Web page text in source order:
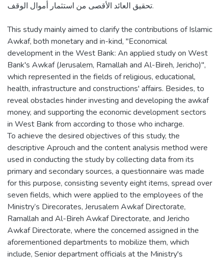
تحقيق العائد الأقصى من استثمار أموال الوقف.
This study mainly aimed to clarify the contributions of Islamic
Awkaf, both monetary and in-kind, "Economical
development in the West Bank: An applied study on West
Bank's Awkaf (Jerusalem, Ramallah and Al-Bireh, Jericho)",
which represented in the fields of religious, educational,
health, infrastructure and constructions' affairs. Besides, to
reveal obstacles hinder investing and developing the awkaf
money, and supporting the economic development sectors
in West Bank from according to those who incharge.
To achieve the desired objectives of this study, the
descriptive Aprouch and the content analysis method were
used in conducting the study by collecting data from its
primary and secondary sources, a questionnaire was made
for this purpose, consisting seventy eight items, spread over
seven fields, which were applied to the employees of the
Ministry’s Direcorates, Jerusalem Awkaf Directorate,
Ramallah and Al-Bireh Awkaf Directorate, and Jericho
Awkaf Directorate, where the concerned assigned in the
aforementioned departments to mobilize them, which
include, Senior department officials at the Ministry's